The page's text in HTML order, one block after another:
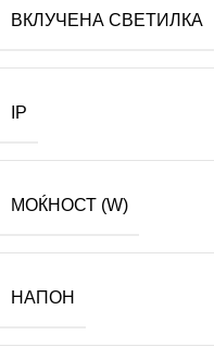
ВКЛУЧЕНА СВЕТИЛКА
IP
МОЌНОСТ (W)
НАПОН